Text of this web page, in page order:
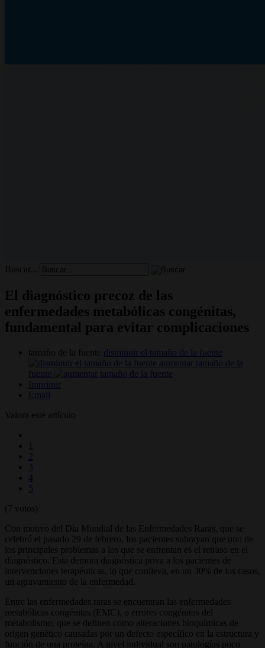
Buscar...
El diagnóstico precoz de las
enfermedades metabólicas congénitas,
fundamental para evitar complicaciones
tamaño de la fuente disminuir el tamaño de la fuente
aumentar tamaño de la
fuente
Imprimir
Email
Valora este artículo
1
2
3
4
5
(7 votos)
Con motivo del Día Mundial de las Enfermedades Raras, que se
celebró el pasado 29 de febrero, los pacientes subrayan que uno de
los principales problemas a los que se enfrentan es el retraso en el
diagnóstico. Esta demora diagnóstica priva a los pacientes de
intervenciones terapéuticas, lo que conlleva, en un 30% de los casos,
un agravamiento de la enfermedad.
Entre las enfermedades raras se encuentran las enfermedades
metabólicas congénitas (EMC), o errores congénitos del
metabolismo, que se definen como alteraciones bioquímicas de
origen genético causadas por un defecto específico en la estructura y
función de una proteína. A nivel individual son patologías poco